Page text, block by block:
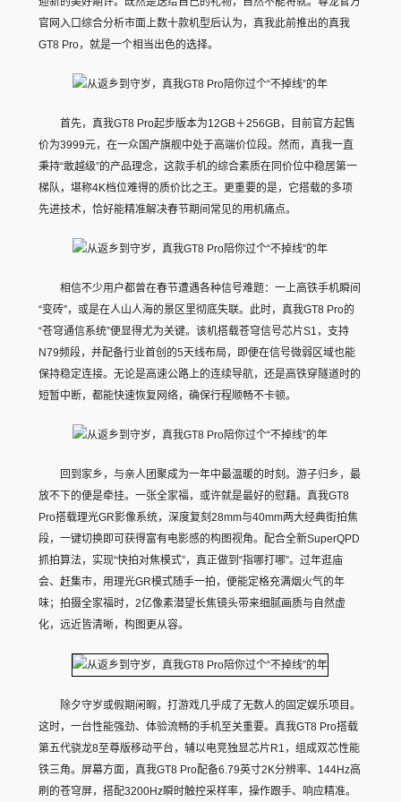
官网入口综合分析市面上数十款机型后认为，真我此前推出的真我
GT8 Pro，就是一个相当出色的选择。
首先，真我GT8 Pro起步版本为12GB＋256GB，目前官方起售
价为3999元，在一众国产旗舰中处于高端价位段。然而，真我一直
秉持“敢越级”的产品理念，这款手机的综合素质在同价位中稳居第一
梯队，堪称4K档位难得的质价比之王。更重要的是，它搭载的多项
先进技术，恰好能精准解决春节期间常见的用机痛点。
相信不少用户都曾在春节遭遇各种信号难题：一上高铁手机瞬间
“变砖”，或是在人山人海的景区里彻底失联。此时，真我GT8 Pro的
“苍穹通信系统”便显得尤为关键。该机搭载苍穹信号芯片S1，支持
N79频段，并配备行业首创的5天线布局，即便在信号微弱区域也能
保持稳定连接。无论是高速公路上的连续导航，还是高铁穿隧道时的
短暂中断，都能快速恢复网络，确保行程顺畅不卡顿。
回到家乡，与亲人团聚成为一年中最温暖的时刻。游子归乡，最
放不下的便是牵挂。一张全家福，或许就是最好的慰藉。真我GT8
Pro搭载理光GR影像系统，深度复刻28mm与40mm两大经典街拍焦
段，一键切换即可获得富有电影感的构图视角。配合全新SuperQPD
抓拍算法，实现“快拍对焦模式”，真正做到“指哪打哪”。过年逛庙
会、赶集市，用理光GR模式随手一拍，便能定格充满烟火气的年
味；拍摄全家福时，2亿像素潜望长焦镜头带来细腻画质与自然虚
化，远近皆清晰，构图更从容。
除夕守岁或假期闲暇，打游戏几乎成了无数人的固定娱乐项目。
这时，一台性能强劲、体验流畅的手机至关重要。真我GT8 Pro搭载
第五代骁龙8至尊版移动平台，辅以电竞独显芯片R1，组成双芯性能
铁三角。屏幕方面，真我GT8 Pro配备6.79英寸2K分辨率、144Hz高
刷的苍穹屏，搭配3200Hz瞬时触控采样率，操作跟手、响应精准。